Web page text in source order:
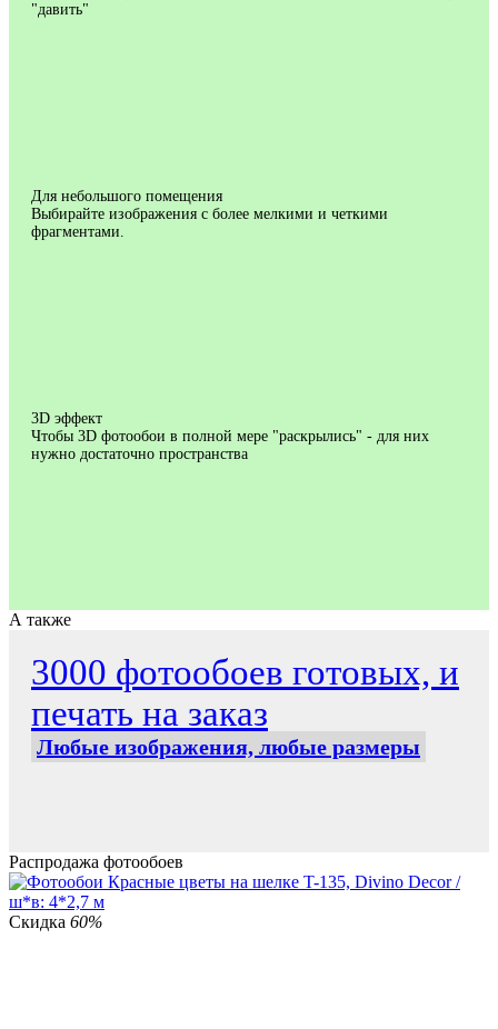
"давить"
Для небольшого помещения
Выбирайте изображения с более мелкими и четкими
фрагментами.
3D эффект
Чтобы 3D фотообои в полной мере "раскрылись" - для них
нужно достаточно пространства
А также
3000 фотообоев готовых, и
печать на заказ
Любые изображения, любые размеры
Распродажа фотообоев
Скидка 60%